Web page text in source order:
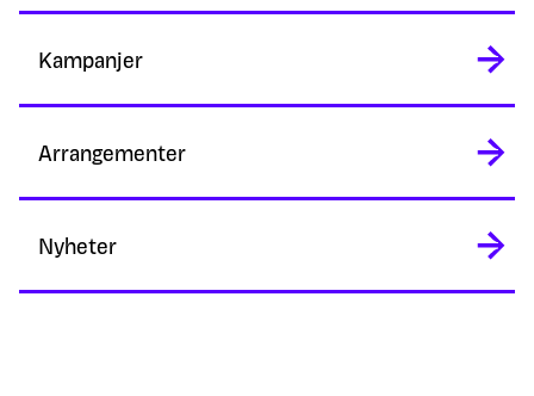
Kampanjer
Arrangementer
Nyheter